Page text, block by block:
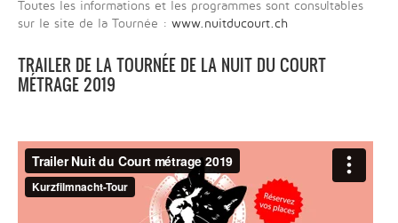
Toutes les informations et les programmes sont consultables
sur le site de la Tournée : www.nuitducourt.ch
TRAILER DE LA TOURNÉE DE LA NUIT DU COURT
MÉTRAGE 2019